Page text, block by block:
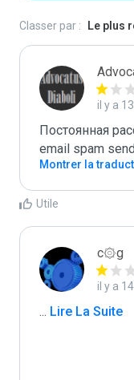
Classer par : Le plus
il y a
Постоянная
email spam
Montrer la
Utile
c۞g
il y a
... Lire La Suite